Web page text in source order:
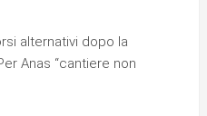
alternativi dopo la
Anas “cantiere non